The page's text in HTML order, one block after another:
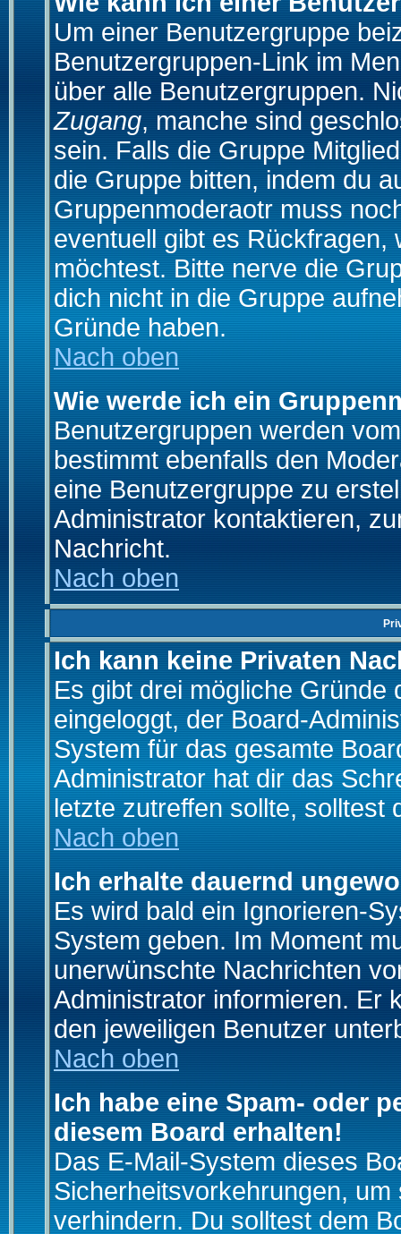
Um einer Benutzergruppe
Benutzergruppen-Link im
über alle Benutzergruppen.
Zugang, manche sind
sein. Falls die Gruppe
die Gruppe bitten, indem du
Gruppenmoderaotr muss
eventuell gibt es
möchtest. Bitte nerve die
dich nicht in die Gruppe
Gründe haben.
Nach oben
Wie werde ich ein
Benutzergruppen werden
bestimmt ebenfalls den
eine Benutzergruppe zu
Administrator kontaktieren,
Nachricht.
Nach oben
Ich kann keine Privaten
Es gibt drei mögliche Gründe
eingeloggt, der Board-
System für das gesamte
Administrator hat dir das
letzte zutreffen sollte, solltest
Nach oben
Ich erhalte dauernd
Es wird bald ein Ignorieren-
System geben. Im Moment
unerwünschte Nachrichten
Administrator informieren. Er
den jeweiligen Benutzer
Nach oben
Ich habe eine Spam- oder
diesem Board erhalten!
Das E-Mail-System dieses
Sicherheitsvorkehrungen,
verhindern. Du solltest dem